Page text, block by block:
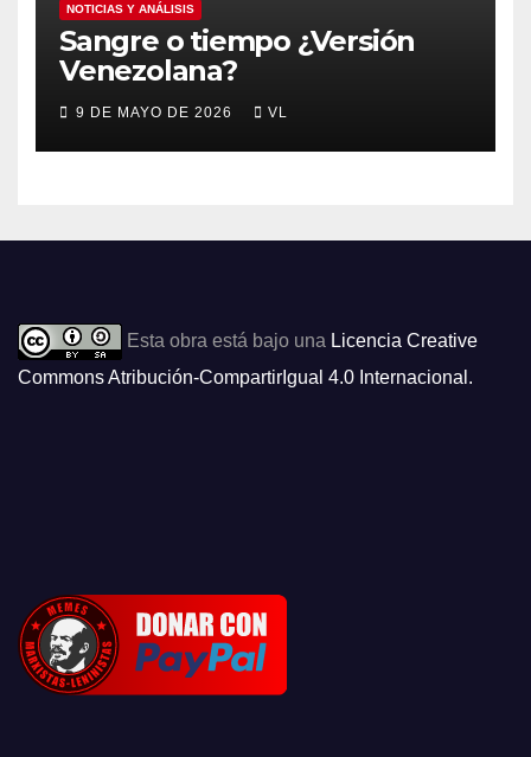
NOTICIAS Y ANÁLISIS
Sangre o tiempo ¿Versión
Venezolana?
9 DE MAYO DE 2026 VL
Esta obra está bajo una Licencia Creative
Commons Atribución-CompartirIgual 4.0 Internacional .